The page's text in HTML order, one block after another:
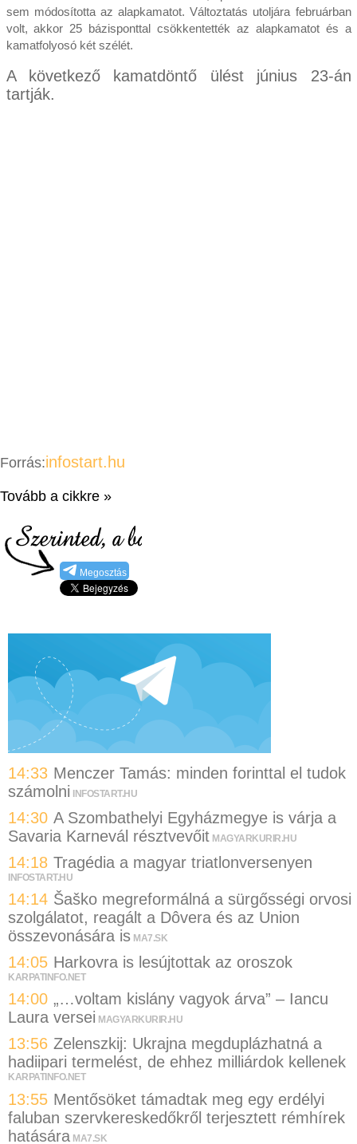
sem módosította az alapkamatot. Változtatás utoljára februárban
volt, akkor 25 bázisponttal csökkentették az alapkamatot és a
kamatfolyosó két szélét.
A következő kamatdöntő ülést június 23-án
tartják.
Forrás:infostart.hu
Tovább a cikkre »
Megosztás
14:33 Menczer Tamás: minden forinttal el tudok
számolni
INFOSTART.HU
14:30 A Szombathelyi Egyházmegye is várja a
Savaria Karnevál résztvevőit MAGYARKURIR.HU
14:18 Tragédia a magyar triatlonversenyen
INFOSTART.HU
14:14 Šaško megreformálná a sürgősségi orvosi
szolgálatot, reagált a Dôvera és az Union
összevonására is MA7.SK
14:05 Harkovra is lesújtottak az oroszok
KARPATINFO.NET
14:00 „…voltam kislány vagyok árva” – Iancu
Laura versei MAGYARKURIR.HU
13:56 Zelenszkij: Ukrajna megduplázhatná a
hadiipari termelést, de ehhez milliárdok kellenek
KARPATINFO.NET
13:55 Mentősöket támadtak meg egy erdélyi
faluban szervkereskedőkről terjesztett rémhírek
hatására MA7.SK